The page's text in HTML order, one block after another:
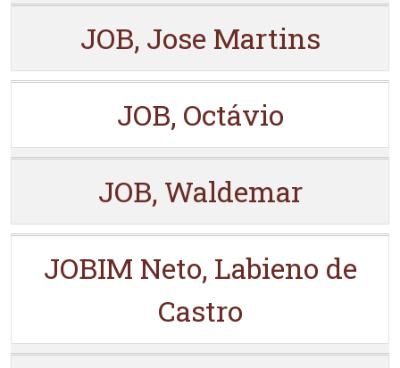
JOB, Jose Martins
JOB, Octávio
JOB, Waldemar
JOBIM Neto, Labieno de
Castro